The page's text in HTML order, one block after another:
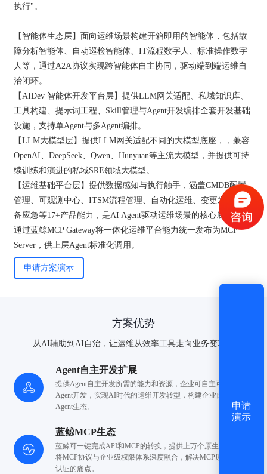
执行"。
【智能体生态层】面向运维场景构建开箱即用的智能体，包括故
障分析智能体、自动巡检智能体、IT流程数字人、标准操作数字
人等，通过A2A协议实现跨智能体自主协同，驱动端到端运维自
治闭环。
【AIDev 智能体开发平台层】提供LLM网关适配、私域知识库、
工具构建、提示词工程、Skill管理与Agent开发编排全套开发基础
设施，支持单Agent与多Agent编排。
【LLM大模型层】提供LLM网关适配不同的大模型底座，，兼容
OpenAI、DeepSeek、Qwen、Hunyuan等主流大模型，并提供可持
续训练和演进的私域SRE领域大模型。
【运维基础平台层】提供数据感知与执行触手，涵盖CMDB配置
管理、可观测中心、ITSM流程管理、自动化运维、变更发布、灾
备应急等17+产品能力，是AI Agent驱动运维场景的核心底座，并
通过蓝鲸MCP Gateway将一体化运维平台能力统一发布为MCP
Server，供上层Agent标准化调用。
申请方案演示
方案优势
从AI辅助到AI自治，让运维从效率工具走向业务变革。
Agent自主开发扩展
提供Agent自主开发所需的能力和资源，企业可自主可控进行
Agent开发，实现AI时代的运维开发转型，构建企业自己的运维
Agent生态。
蓝鲸MCP生态
蓝鲸可一键完成API和MCP的转换，提供上万个原生MCP，
将MCP协议与企业级权限体系深度融合，解决MCP原生
认证的痛点。
验证码登录 密码登录
获取验证码
申请
演示